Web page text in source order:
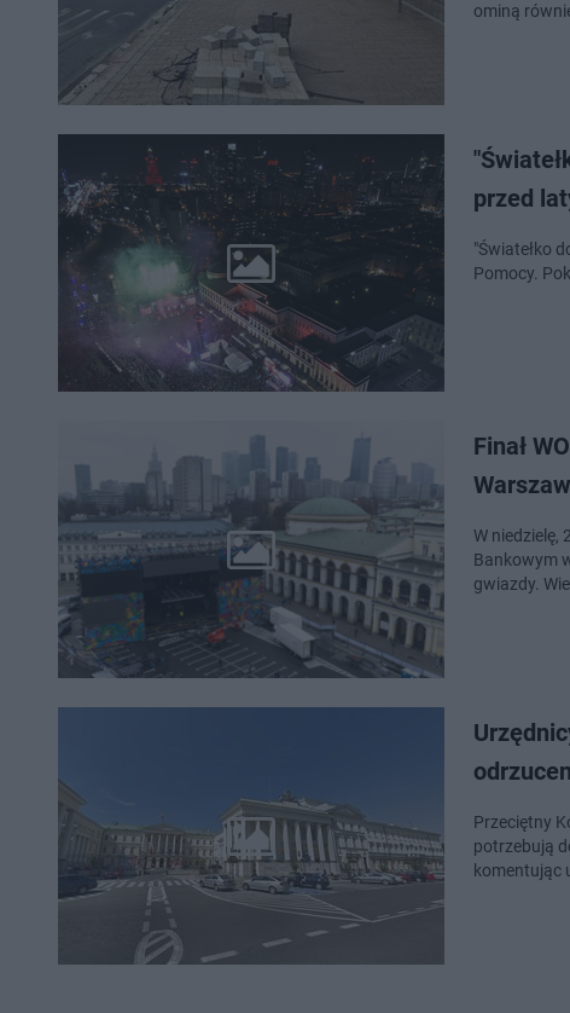
ominą
przed
"Światełko
Pomocy.
Finał
W niedzielę,
Bankowym
gwiazdy.
Przeciętny
potrzebują
komentując